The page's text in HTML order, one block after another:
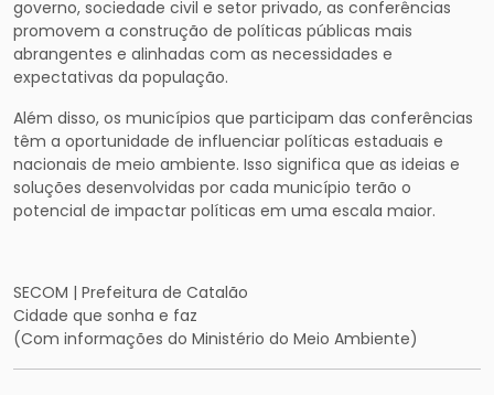
governo, sociedade civil e setor privado, as conferências
promovem a construção de políticas públicas mais
abrangentes e alinhadas com as necessidades e
expectativas da população.
Além disso, os municípios que participam das conferências
têm a oportunidade de influenciar políticas estaduais e
nacionais de meio ambiente. Isso significa que as ideias e
soluções desenvolvidas por cada município terão o
potencial de impactar políticas em uma escala maior.
SECOM | Prefeitura de Catalão
Cidade que sonha e faz
(Com informações do Ministério do Meio Ambiente)